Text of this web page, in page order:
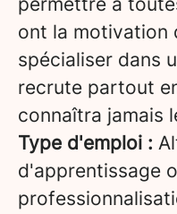
ont la motivation
spécialiser dans
recrute partout
connaîtra jamais
Type d'emploi :
d'apprentissage